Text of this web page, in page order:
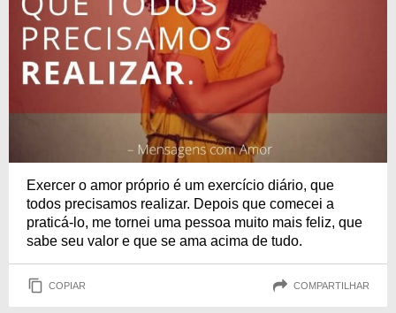
Exercer o amor próprio é um exercício diário, que
todos precisamos realizar. Depois que comecei a
praticá-lo, me tornei uma pessoa muito mais feliz, que
sabe seu valor e que se ama acima de tudo.
COPIAR COMPARTILHAR